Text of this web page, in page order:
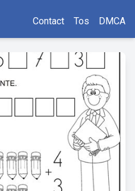
Contact Tos DMCA